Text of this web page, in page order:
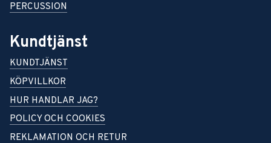
PERCUSSION
Kundtjänst
KUNDTJÄNST
KÖPVILLKOR
HUR HANDLAR JAG?
POLICY OCH COOKIES
REKLAMATION OCH RETUR